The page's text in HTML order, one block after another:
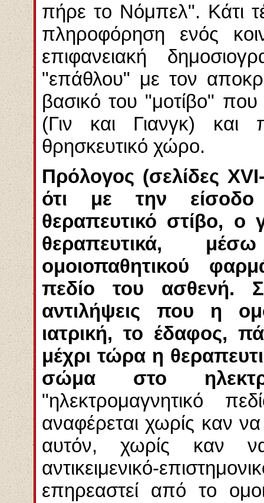
πήρε το Νόμπελ". Κάτι
πληροφόρηση ενός
επιφανειακή
"επάθλου" με τον
βασικό του "μοτίβο"
(Γιν και Γιανγκ) και
θρησκευτικό χώρο.
Πρόλογος (σελίδες XVI
ότι με την είσοδο
θεραπευτικό στίβο, ο
θεραπευτικά,
ομοιοπαθητικού
πεδίο του ασθενή.
αντιλήψεις που η
ιατρική, το έδαφος,
μέχρι τώρα η
σώμα στο
"ηλεκτρομαγνητικό
αναφέρεται χωρίς καν να
αυτόν, χωρίς καν να
αντικειμενικό-
επηρεαστεί από το